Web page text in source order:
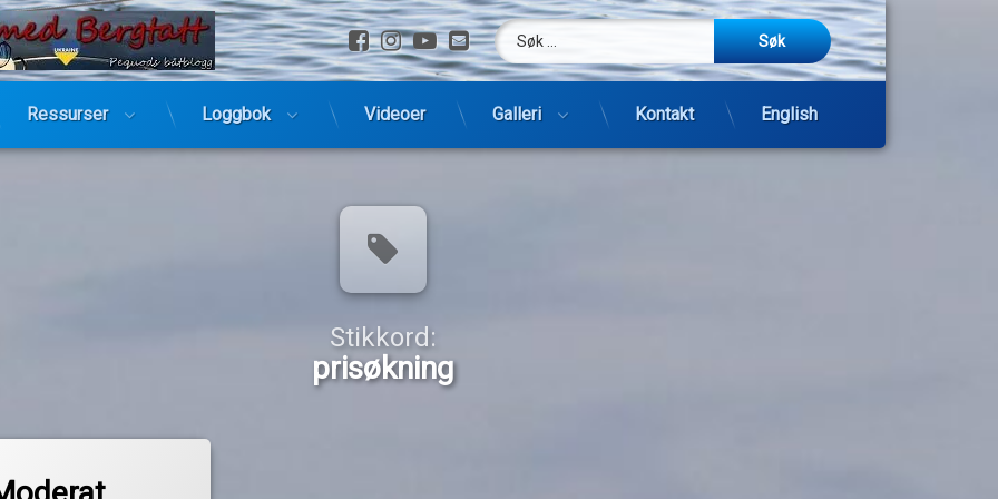
Hopp
Facebook
Instagram
YouTube
E-post
Søk etter:
Ressurser Loggbok Videoer Galleri Kontakt English
Stikkord:
prisøkning